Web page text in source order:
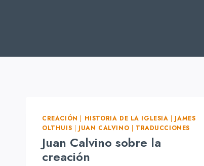
CREACIÓN | HISTORIA DE LA IGLESIA | JAMES
OLTHUIS | JUAN CALVINO | TRADUCCIONES
Juan Calvino sobre la
creación